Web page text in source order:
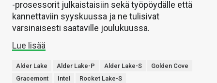
-prosessorit julkaistaisiin sekä työpöydälle että
kannettaviin syyskuussa ja ne tulisivat
varsinaisesti saataville joulukuussa.
Lue lisää
Alder Lake Alder Lake-P Alder Lake-S
Golden Cove
Gracemont
Intel Rocket Lake-S